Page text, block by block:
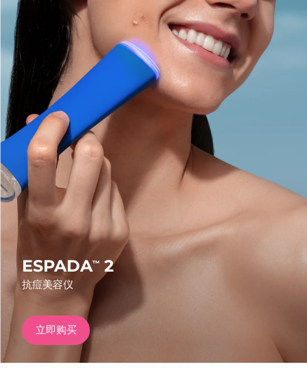
ESPADA™ 2
抗痘美容仪
立即购买
我的订单
我的地址
我的订阅
issa™ Teeth Whitening Set
FAQ™ Dual LED Panel
热门产品
特别优惠
红光疗法
Polski
Русский
Türkçe
简体中文 繁體中文
发货国家
美国 预计送达日期
英国 预计送达日期
西班牙 8/10/26
澳大利亚 预计送达日期
德国
加拿大